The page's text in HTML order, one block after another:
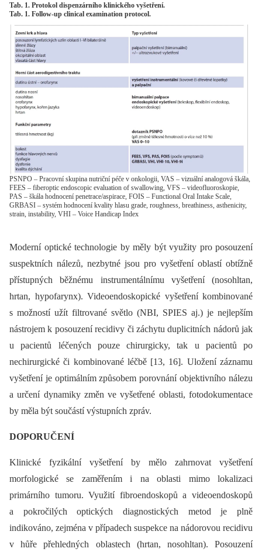
Tab. 1. Protokol dispenzárního klinického vyšetření.
Tab. 1. Follow-up clinical examination protocol.
PSNPO – Pracovní skupina nutriční péče v onkologii, VAS – vizuální analogová škála,
FEES – fiberoptic endoscopic evaluation of swallowing, VFS – videofluoroskopie,
PAS – škála hodnocení penetrace/aspirace, FOIS – Functional Oral Intake Scale,
GRBASI – systém hodnocení kvality hlasu grade, roughness, breathiness, asthenicity,
strain, instability, VHI – Voice Handicap Index
Moderní optické technologie by měly být využity pro posouzení
suspektních nálezů, nezbytné jsou pro vyšetření oblastí obtížně
přístupných běžnému instrumentálnímu vyšetření (nosohltan,
hrtan, hypofarynx). Videoendoskopické vyšetření kombinované
s možností užít filtrované světlo (NBI, SPIES aj.) je nejlepším
nástrojem k posouzení recidivy či záchytu duplicitních nádorů jak
u pacientů léčených pouze chirurgicky, tak u pacientů po
nechirurgické či kombinované léčbě [13, 16]. Uložení záznamu
vyšetření je optimálním způsobem porovnání objektivního nálezu
a určení dynamiky změn ve vyšetřené oblasti, fotodokumentace
by měla být součástí výstupních zpráv.
DOPORUČENÍ
Klinické fyzikální vyšetření by mělo zahrnovat vyšetření
morfologické se zaměřením i na oblasti mimo lokalizaci
primárního tumoru. Využití fibroendoskopů a videoendoskopů
a pokročilých optických dia­gnostických metod je plně
indikováno, zejména v případech suspekce na nádorovou recidivu
v hůře přehledných oblastech (hrtan, nosohltan). Posouzení